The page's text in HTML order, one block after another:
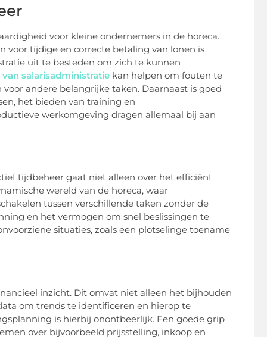
voor kleine ondernemers in de horeca.
voor tijdige en correcte betaling van lonen is
uit te besteden om zich te kunnen
salarisadministratie kan helpen om fouten te
andere belangrijke taken. Daarnaast is goed
het bieden van training en
werkomgeving dragen allemaal bij aan
tijdbeheer gaat niet alleen over het efficiënt
wereld van de horeca, waar
tussen verschillende taken zonder de
en het vermogen om snel beslissingen te
situaties, zoals een plotselinge toename
inzicht. Dit omvat niet alleen het bijhouden
om trends te identificeren en hierop te
is hierbij onontbeerlijk. Een goede grip
over bijvoorbeeld prijsstelling, inkoop en